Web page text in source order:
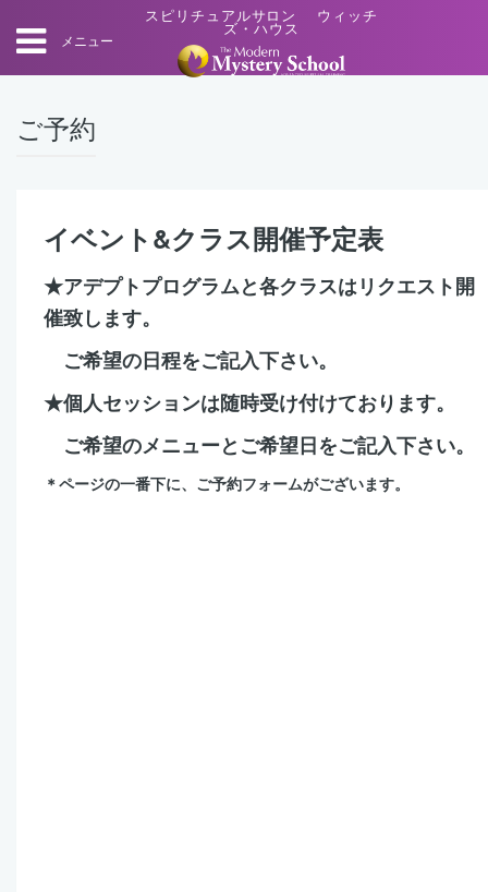
メニュー
スピリチュアルサロン ウィッチ
ズ・ハウス
ご予約
イベント&クラス開催予定表
★アデプトプログラムと各クラスはリクエスト開
催致します。
ご希望の日程をご記入下さい。
★個人セッションは随時受け付けております。
ご希望のメニューとご希望日をご記入下さい。
＊ページの一番下に、ご予約フォームがございます。